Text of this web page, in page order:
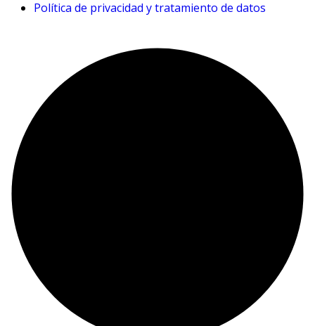
Política de privacidad y tratamiento de datos